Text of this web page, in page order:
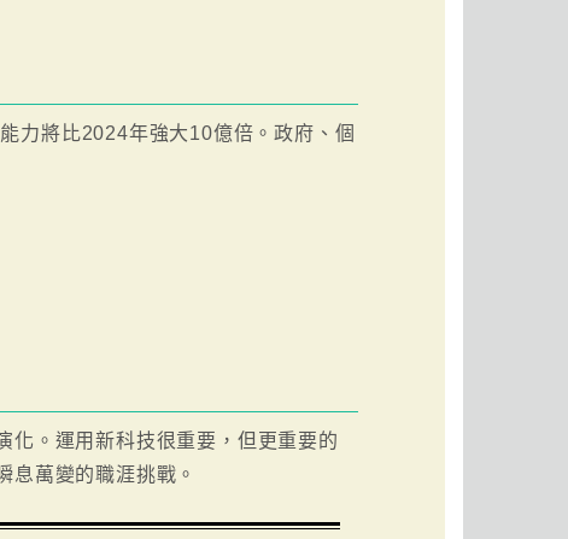
力將比2024年強大10億倍。政府、個
化。運用新科技很重要，但更重要的
息萬變的職涯挑戰。